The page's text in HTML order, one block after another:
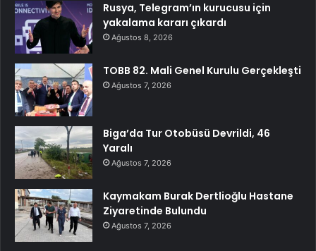
Rusya, Telegram’ın kurucusu için
yakalama kararı çıkardı
Ağustos 8, 2026
TOBB 82. Mali Genel Kurulu Gerçekleşti
Ağustos 7, 2026
Biga’da Tur Otobüsü Devrildi, 46
Yaralı
Ağustos 7, 2026
Kaymakam Burak Dertlioğlu Hastane
Ziyaretinde Bulundu
Ağustos 7, 2026